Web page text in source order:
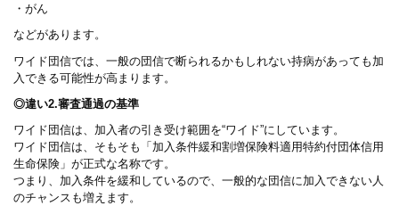
・がん
などがあります。
ワイド団信では、一般の団信で断られるかもしれない持病があっても加
入できる可能性が高まります。
◎違い2.審査通過の基準
ワイド団信は、加入者の引き受け範囲を“ワイド”にしています。
ワイド団信は、そもそも「加入条件緩和割増保険料適用特約付団体信用
生命保険」が正式な名称です。
つまり、加入条件を緩和しているので、一般的な団信に加入できない人
のチャンスも増えます。